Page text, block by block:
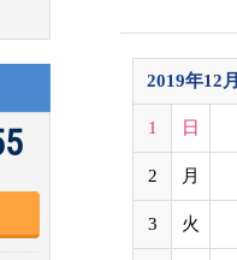
2019年12
1 日
2 月
3 火